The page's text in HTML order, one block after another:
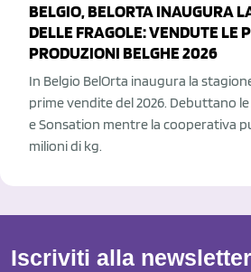
BELGIO, BELORTA INAUGURA
DELLE FRAGOLE: VENDUTE LE
PRODUZIONI BELGHE 2026
In Belgio BelOrta inaugura la
prime vendite del 2026. Debuttano
e Sonsation mentre la cooperativa
milioni di kg.
Iscriviti alla newsletter